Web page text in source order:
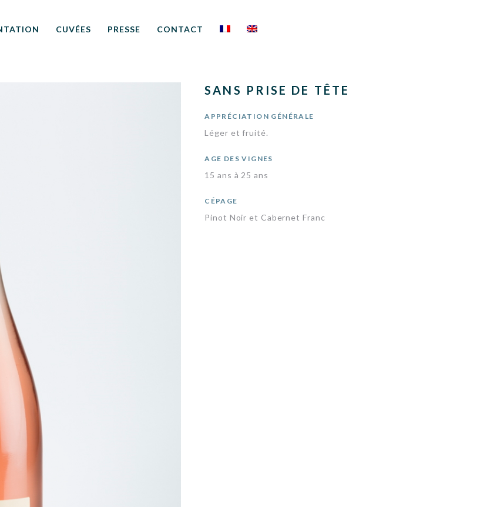
CUVÉES PRESSE CONTACT
SANS PRISE DE TÊTE
APPRÉCIATION GÉNÉRALE
Léger et fruité.
AGE DES VIGNES
15 ans à 25 ans
CÉPAGE
Pinot Noir et Cabernet Franc